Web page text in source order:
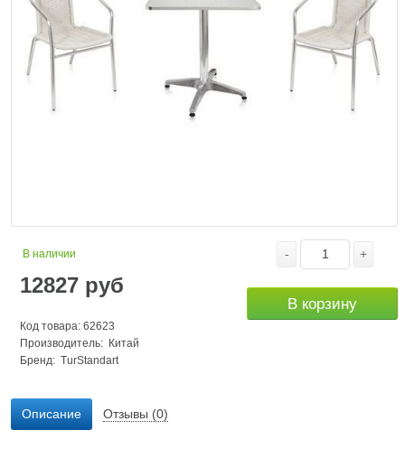
В наличии
12827 руб
Код товара: 62623
Производитель: Китай
Бренд: TurStandart
- +
В корзину
Описание Отзывы (0)